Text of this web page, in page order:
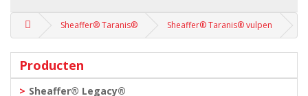
Sheaffer® Taranis® Sheaffer® Taranis® vulpen
Producten
Sheaffer® Legacy®